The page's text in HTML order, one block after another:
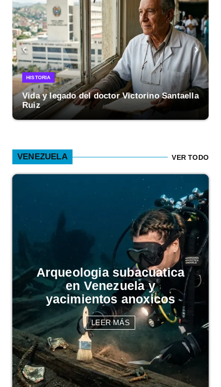
HISTORIA
Vida y legado del doctor Victorino Santaella
Ruiz
VENEZUELA VER TODO
Arqueologia subacuatica
en Venezuela y
yacimientos anoxicos
LEER MÁS